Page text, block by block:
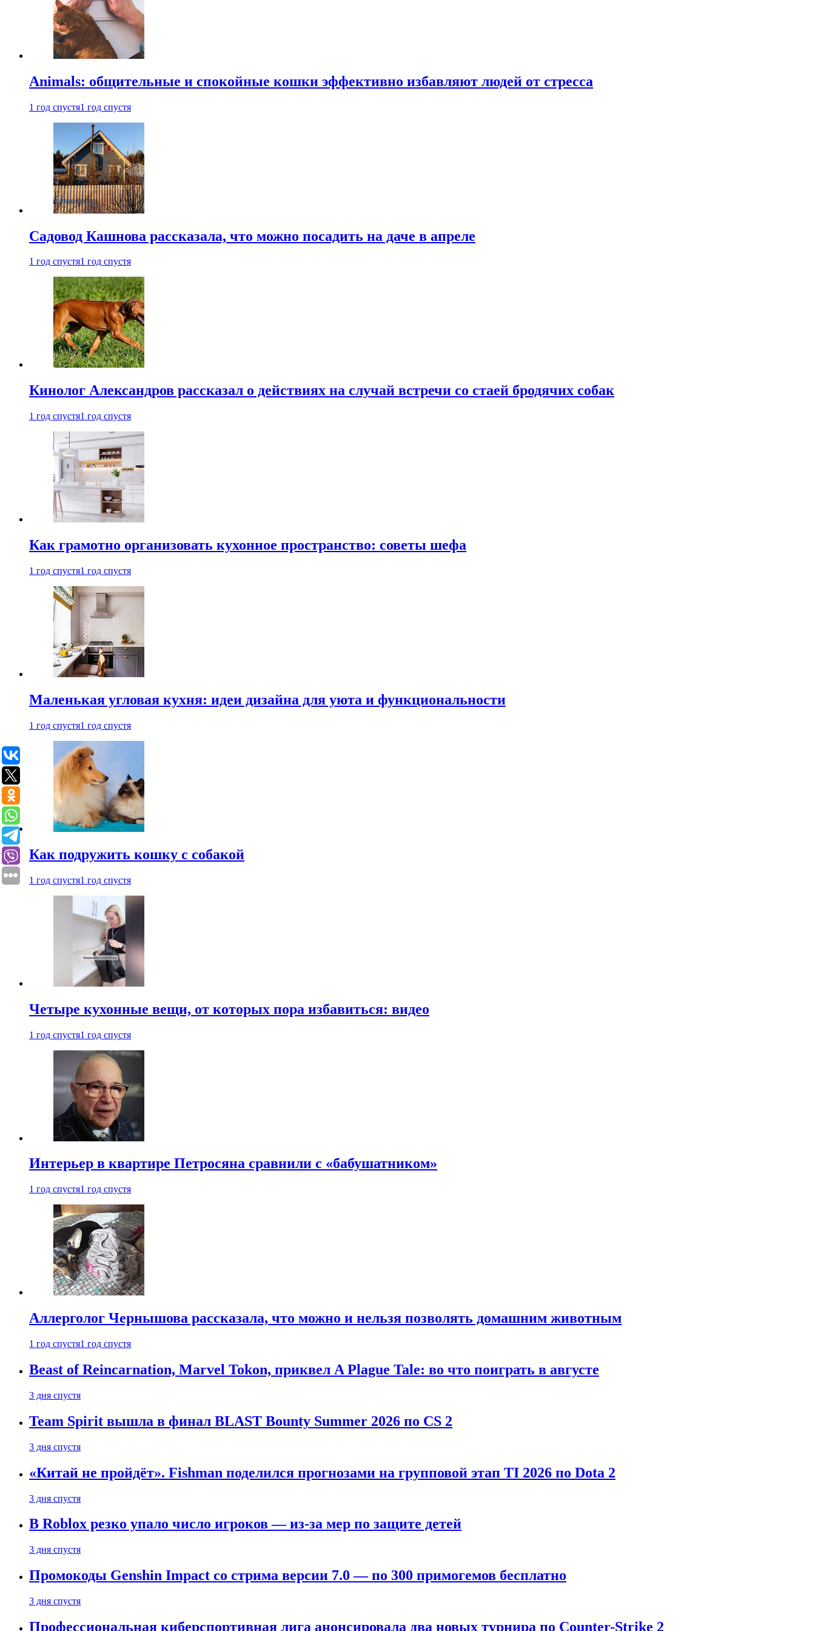
Animals: общительные и спокойные кошки эффективно избавляют людей от стресса
1 год спустя1 год спустя
Садовод Кашнова рассказала, что можно посадить на даче в апреле
1 год спустя1 год спустя
Кинолог Александров рассказал о действиях на случай встречи со стаей бродячих собак
1 год спустя1 год спустя
Как грамотно организовать кухонное пространство: советы шефа
1 год спустя1 год спустя
Маленькая угловая кухня: идеи дизайна для уюта и функциональности
1 год спустя1 год спустя
Как подружить кошку с собакой
1 год спустя1 год спустя
Четыре кухонные вещи, от которых пора избавиться: видео
1 год спустя1 год спустя
Интерьер в квартире Петросяна сравнили с «бабушатником»
1 год спустя1 год спустя
Аллерголог Чернышова рассказала, что можно и нельзя позволять домашним животным
1 год спустя1 год спустя
Beast of Reincarnation, Marvel Tokon, приквел A Plague Tale: во что поиграть в августе
3 дня спустя
Team Spirit вышла в финал BLAST Bounty Summer 2026 по CS 2
3 дня спустя
«Китай не пройдёт». Fishman поделился прогнозами на групповой этап TI 2026 по Dota 2
3 дня спустя
В Roblox резко упало число игроков — из-за мер по защите детей
3 дня спустя
Промокоды Genshin Impact со стрима версии 7.0 — по 300 примогемов бесплатно
3 дня спустя
Профессиональная киберспортивная лига анонсировала два новых турнира по Counter-Strike 2